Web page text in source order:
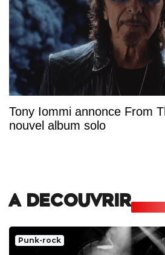
Tony Iommi annonce From
nouvel album solo
A DECOUVRIR
Punk-rock